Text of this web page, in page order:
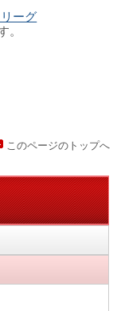
ーグ
。
このページのトップへ